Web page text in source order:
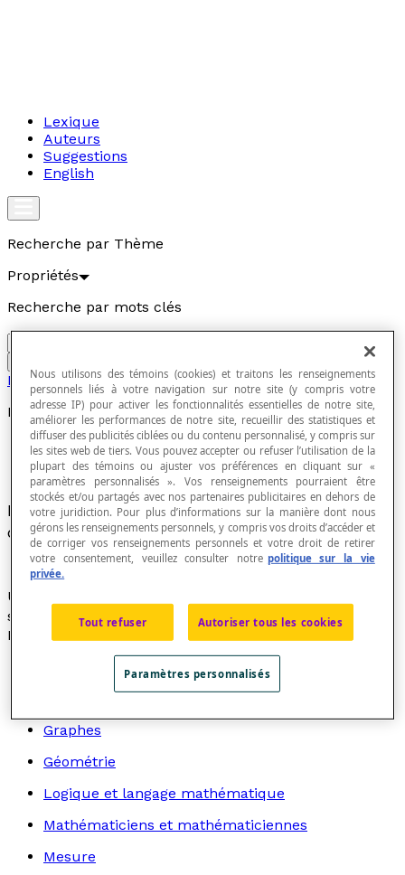
Lexique
Auteurs
Suggestions
English
Recherche par Thème
Propriétés
Recherche par mots clés
Propriétés
Points voisins
Points d'une figure entre lesquels il n'y a aucune
discontinuité (aucun trou).
Une
supposés voisins deux à deux.
Recherche par thème
Arithmétique
Graphes
Géométrie
Logique et langage mathématique
Mathématiciens et mathématiciennes
Mesure
Nous utilisons des témoins (cookies) et traitons les renseignements
personnels liés à votre navigation sur notre site (y compris votre
adresse IP) pour activer les fonctionnalités essentielles de notre site,
améliorer les performances de notre site, recueillir des statistiques et
diffuser des publicités ciblées ou du contenu personnalisé, y compris sur
les sites web de tiers. Vous pouvez accepter ou refuser l’utilisation de la
plupart des témoins ou ajuster vos préférences en cliquant sur «
paramètres personnalisés ». Vos renseignements pourraient être
stockés et/ou partagés avec nos partenaires publicitaires en dehors de
votre juridiction. Pour plus d’informations sur la manière dont nous
gérons les renseignements personnels, y compris vos droits d’accéder et
de corriger vos renseignements personnels et votre droit de retirer
votre consentement, veuillez consulter notre politique sur la vie
privée.
Tout refuser Autoriser tous les cookies
Paramètres personnalisés